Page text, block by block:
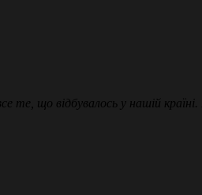
те, що відбувалось у нашій